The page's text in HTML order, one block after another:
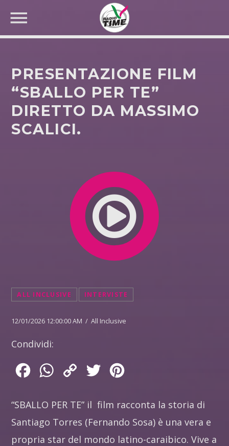
CERCA NEL SITO WEB:
PRESENTAZIONE FILM
“SBALLO PER TE”
DIRETTO DA MASSIMO
SCALICI.
ALL INCLUSIVE INTERVISTE
12/01/2026 12:00:00 AM / All Inclusive
Condividi:
FacebookWhatsApp
Copy
Twitter
“SBALLO PER TE” il film racconta la storia di
Santiago Torres (Fernando Sosa) è una vera e
propria star del mondo latino-caraibico. Vive a